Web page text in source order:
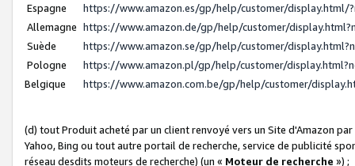
Espagne
https://www.amazon.es/gp/help/customer/display.html/
Allemagne https://www.amazon.de/gp/help/customer/
Suède
https://www.amazon.se/gp/help/customer/
Pologne
https://www.amazon.pl/gp/help/customer/
Belgique
https://www.amazon.com.be/gp/help/customer/
(d) tout Produit acheté par un client renvoyé vers un Site d'Amazon
Yahoo, Bing ou tout autre portail de recherche, service de publicité
réseau desdits moteurs de recherche) (un « Moteur de recherche ») ;